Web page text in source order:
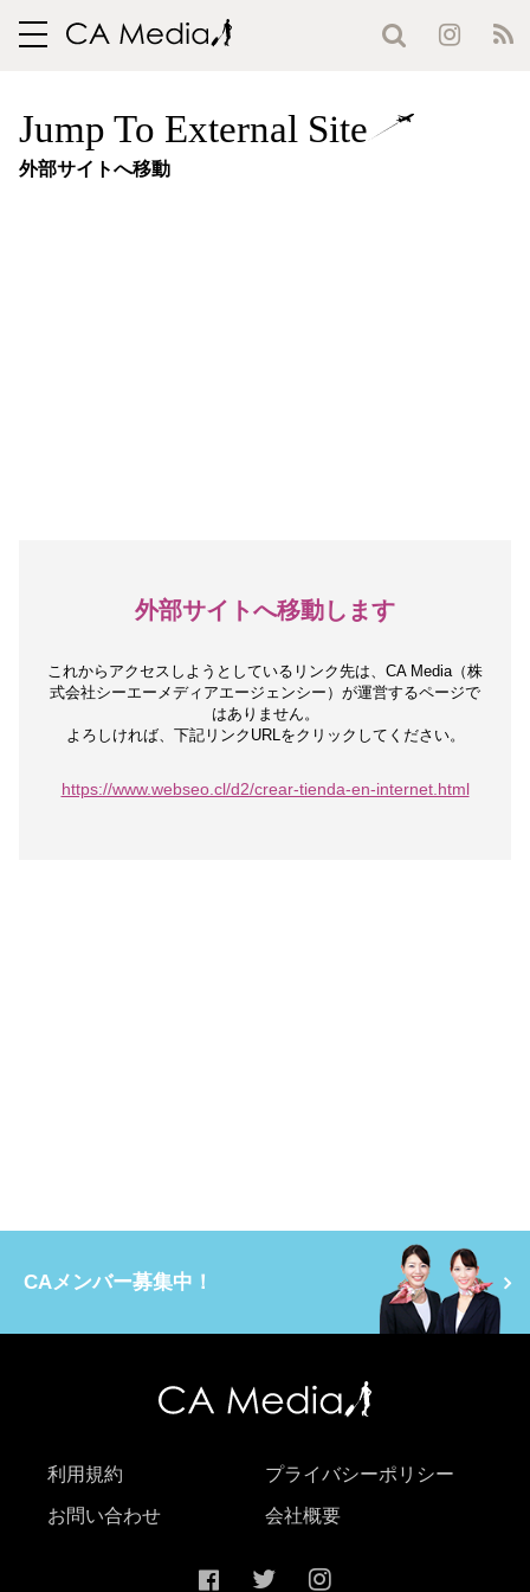
toggle
Jump To External Site
外部サイトへ移動
外部サイトへ移動します
これからアクセスしようとしているリンク先は、 CA Media（株
式会社シーエーメディアエージェンシー）が運営するページで
はありません。
よろしければ、下記リンクURLをクリックしてください。
https://www.webseo.cl/d2/crear-tienda-en-internet.html
CAメンバー募集中！
利用規約 プライバシーポリシー
お問い合わせ 会社概要